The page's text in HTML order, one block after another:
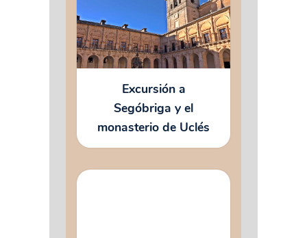
Excursión a
Segóbriga y el
monasterio de Uclés